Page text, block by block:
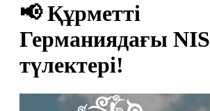
📢 Құрметті
Германиядағы NIS
түлектері!